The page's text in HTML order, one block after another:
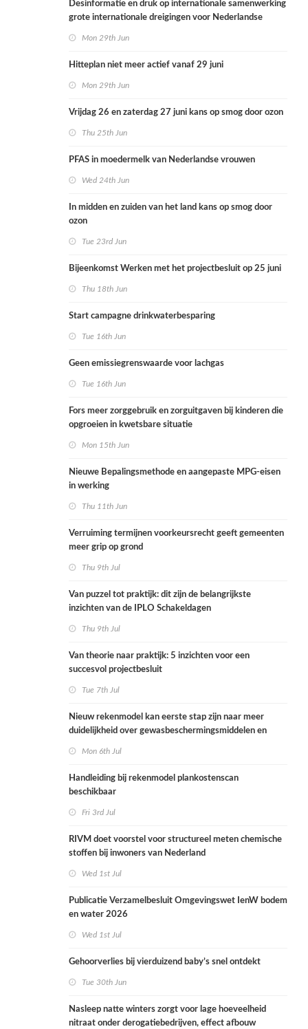
Desinformatie en druk op internationale samenwerking
grote internationale dreigingen voor Nederlandse
Mon 29th Jun
Hitteplan niet meer actief vanaf 29 juni
Mon 29th Jun
Vrijdag 26 en zaterdag 27 juni kans op smog door ozon
Thu 25th Jun
PFAS in moedermelk van Nederlandse vrouwen
Wed 24th Jun
In midden en zuiden van het land kans op smog door
ozon
Tue 23rd Jun
Bijeenkomst Werken met het projectbesluit op 25 juni
Thu 18th Jun
Start campagne drinkwaterbesparing
Tue 16th Jun
Geen emissiegrenswaarde voor lachgas
Tue 16th Jun
Fors meer zorggebruik en zorguitgaven bij kinderen die
opgroeien in kwetsbare situatie
Mon 15th Jun
Nieuwe Bepalingsmethode en aangepaste MPG-eisen
in werking
Thu 11th Jun
Verruiming termijnen voorkeursrecht geeft gemeenten
meer grip op grond
Thu 9th Jul
Van puzzel tot praktijk: dit zijn de belangrijkste
inzichten van de IPLO Schakeldagen
Thu 9th Jul
Van theorie naar praktijk: 5 inzichten voor een
succesvol projectbesluit
Tue 7th Jul
Nieuw rekenmodel kan eerste stap zijn naar meer
duidelijkheid over gewasbeschermingsmiddelen en
Mon 6th Jul
Handleiding bij rekenmodel plankostenscan
beschikbaar
Fri 3rd Jul
RIVM doet voorstel voor structureel meten chemische
stoffen bij inwoners van Nederland
Wed 1st Jul
Publicatie Verzamelbesluit Omgevingswet IenW bodem
en water 2026
Wed 1st Jul
Gehoorverlies bij vierduizend baby’s snel ontdekt
Tue 30th Jun
Nasleep natte winters zorgt voor lage hoeveelheid
nitraat onder derogatiebedrijven, effect afbouw